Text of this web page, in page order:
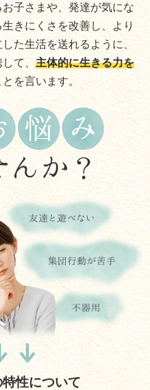
子さまや、発達が気にな
きにくさを改善し、より
た生活を送れるように、
て、主体的に生きる力を
を言います。
性について